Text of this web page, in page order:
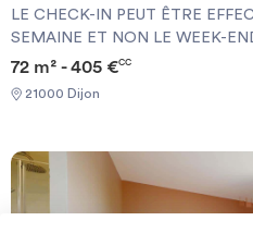
LE CHECK-IN PEUT ÊTRE
SEMAINE ET NON LE WEEK-END +++Vous devez fournir
Garantie Visale obligatoirement et
[ENG] CHECK-IN CAN ONLY BE DONE ON WEEKDAYS AND
NOT AT WEEKENDS +++You must provide a Visale Guarantee
72 m² - 405 €CC
21000 Dijon